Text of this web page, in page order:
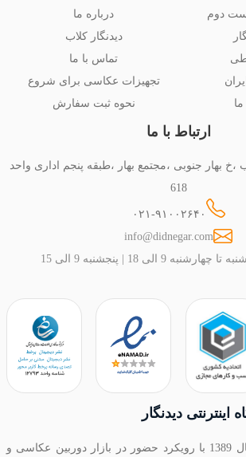
دوم
درباره ما
دیدنگار کلاب
تماس با ما
تجهیزات عکاسی برای شروع
نحوه ثبت سفارش
ارتباط با ما
،خ بهار جنوبی ،مجتمع بهار ،طبقه پنجم اداری واحد
618
۰۲۱-۹۱۰۰۲۶۴۰
info@didnegar.com
9 الی 18 | پنجشنبه 9 الی 15
دیدنگار
مجموعه دیدنگار در سال 1389 با رویکرد حضور در بازار دوربین عکاسی و